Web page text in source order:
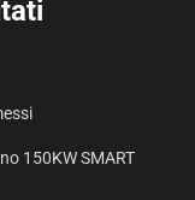
150KW SMART